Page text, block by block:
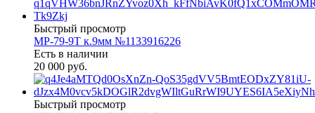
Быстрый просмотр
МР-79-9Т к.9мм №1133916226
Есть в наличии
20 000 руб.
Быстрый просмотр